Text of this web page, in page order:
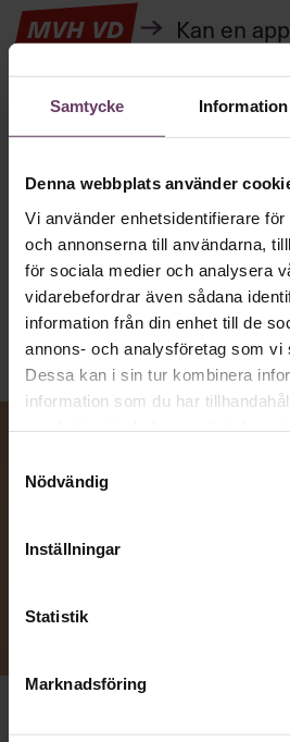
Samtycke Information
Denna webbplats använder
Vi använder enhetsidentifierare
och annonserna till användarna,
för sociala medier och analysera
vidarebefordrar även sådana
information från din enhet till de
annons- och analysföretag som vi
Dessa kan i sin tur kombinera
information som du har
Nödvändig
Inställningar
Statistik
Marknadsföring
MVH VD
Kan en
artighetsfraser, men gärna
vägen för den som vill nå
Kommunikation
Text:
Fredrik Kullberg
Publicerad2026-08-07